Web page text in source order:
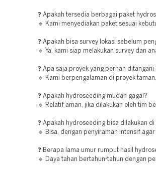
❓ Apakah tersedia berbagai paket
🔹 Kami menyediakan paket sesuai
❓ Apakah bisa survey lokasi sebelum
🔹 Ya, kami siap melakukan survey dan
❓ Apa saja proyek yang pernah
🔹 Kami berpengalaman di proyek
❓ Apakah hydroseeding mudah gagal?
🔹 Relatif aman, jika dilakukan oleh tim
❓ Apakah hydroseeding bisa dilakukan
🔹 Bisa, dengan penyiraman intensif agar
❓ Berapa lama umur rumput hasil
🔹 Daya tahan bertahun-tahun dengan